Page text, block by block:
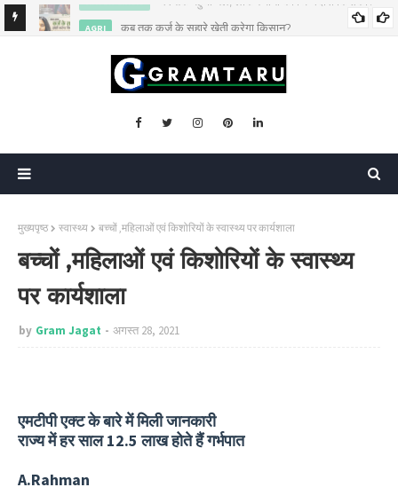
AGRI कब तक कर्ज के सहारे खेती करेगा किसान?
मुख्यपृष्ठ स्वास्थ्य बच्चों ,महिलाओं एवं किशोरियों के स्वास्थ्य पर कार्यशाला
बच्चों ,महिलाओं एवं किशोरियों के स्वास्थ्य
पर कार्यशाला
by Gram Jagat अगस्त 28, 2021
एमटीपी एक्ट के बारे में मिली जानकारी
राज्य में हर साल 12.5 लाख होते हैं गर्भपात
A.Rahman